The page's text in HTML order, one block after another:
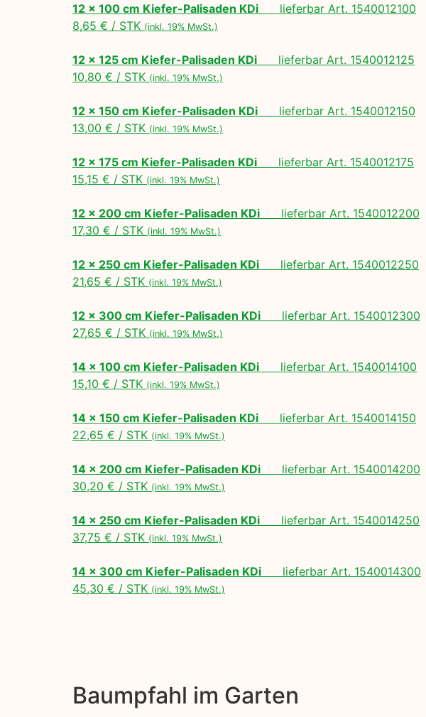
12 x 100 cm Kiefer-Palisaden KDi lieferbar Art. 1540012100
8,65 € / STK (inkl. 19% MwSt.)
12 x 125 cm Kiefer-Palisaden KDi lieferbar Art. 1540012125
10,80 € / STK (inkl. 19% MwSt.)
12 x 150 cm Kiefer-Palisaden KDi lieferbar Art. 1540012150
13,00 € / STK (inkl. 19% MwSt.)
12 x 175 cm Kiefer-Palisaden KDi lieferbar Art. 1540012175
15,15 € / STK (inkl. 19% MwSt.)
12 x 200 cm Kiefer-Palisaden KDi lieferbar Art. 1540012200
17,30 € / STK (inkl. 19% MwSt.)
12 x 250 cm Kiefer-Palisaden KDi lieferbar Art. 1540012250
21,65 € / STK (inkl. 19% MwSt.)
12 x 300 cm Kiefer-Palisaden KDi lieferbar Art. 1540012300
27,65 € / STK (inkl. 19% MwSt.)
14 x 100 cm Kiefer-Palisaden KDi lieferbar Art. 1540014100
15,10 € / STK (inkl. 19% MwSt.)
14 x 150 cm Kiefer-Palisaden KDi lieferbar Art. 1540014150
22,65 € / STK (inkl. 19% MwSt.)
14 x 200 cm Kiefer-Palisaden KDi lieferbar Art. 1540014200
30,20 € / STK (inkl. 19% MwSt.)
14 x 250 cm Kiefer-Palisaden KDi lieferbar Art. 1540014250
37,75 € / STK (inkl. 19% MwSt.)
14 x 300 cm Kiefer-Palisaden KDi lieferbar Art. 1540014300
45,30 € / STK (inkl. 19% MwSt.)
Baumpfahl im Garten